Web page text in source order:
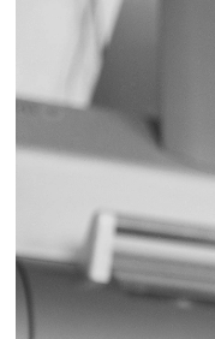
お問い合
いただくか、メールフ